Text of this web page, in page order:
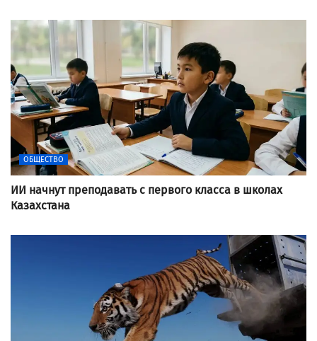
ОБЩЕСТВО
ИИ начнут преподавать с первого класса в школах
Казахстана